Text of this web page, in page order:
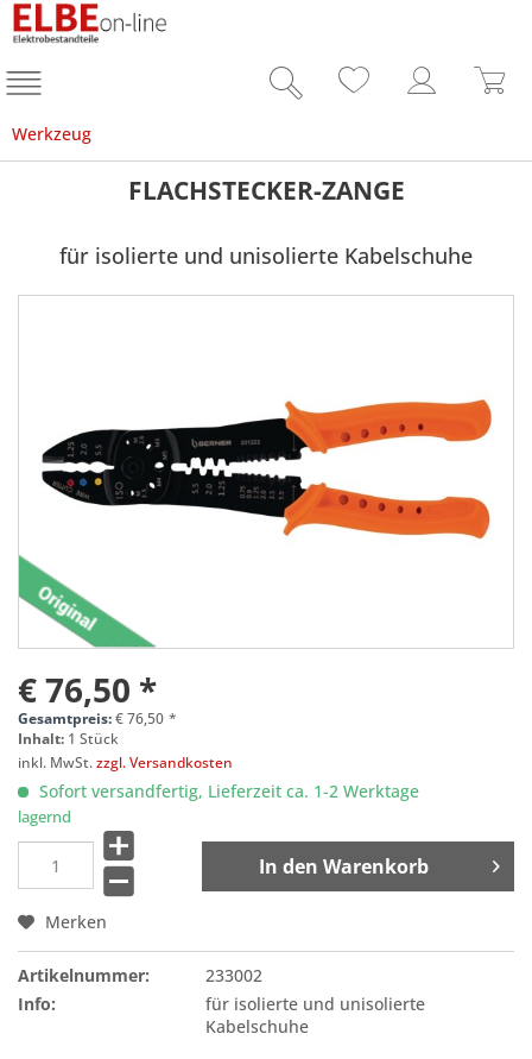
Werkzeug
FLACHSTECKER-ZANGE
für isolierte und unisolierte Kabelschuhe
€ 76,50 *
Gesamtpreis:€76,50 *
Inhalt: 1 Stück
inkl. MwSt.zzgl. Versandkosten
Sofort versandfertig, Lieferzeit ca. 1-2 Werktage
lagernd
In den Warenkorb
Merken
Artikelnummer:
233002
Info:
für isolierte und unisolierte
Kabelschuhe